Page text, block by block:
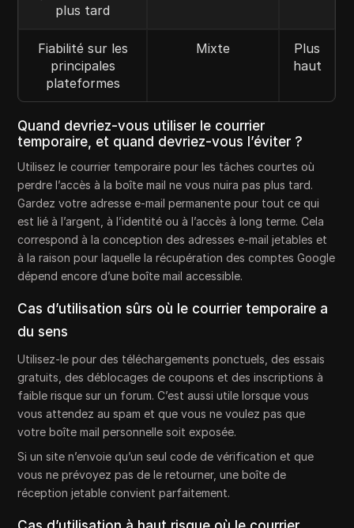
plus tard
Fiabilité sur les
principales
plateformes
Mixte
Plus
haut
Quand devriez-vous utiliser le courrier
temporaire, et quand devriez-vous l’éviter ?
Utilisez le courrier temporaire pour les tâches courtes où
perdre l’accès à la boîte mail ne vous nuira pas plus tard.
Gardez votre adresse e-mail permanente pour tout ce qui
est lié à l’argent, à l’identité ou à l’accès à long terme. Cela
correspond à la conception des adresses e-mail jetables et
à la raison pour laquelle la récupération des comptes Google
dépend encore d’une boîte mail accessible.
Cas d’utilisation sûrs où le courrier temporaire a
du sens
Utilisez-le pour des téléchargements ponctuels, des essais
gratuits, des déblocages de coupons et des inscriptions à
faible risque sur un forum. C’est aussi utile lorsque vous
vous attendez au spam et que vous ne voulez pas que
votre boîte mail personnelle soit exposée.
Si un site n’envoie qu’un seul code de vérification et que
vous ne prévoyez pas de le retourner, une boîte de
réception jetable convient parfaitement.